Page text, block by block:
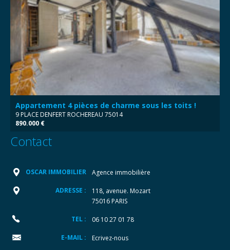
Appartement 4 pièces de charme sous les toits !
9 PLACE DENFERT ROCHEREAU 75014
890.000 €
Contact
OSCAR IMMOBILIER Agence immobilière
ADRESSE :
118, avenue. Mozart
75016 PARIS
TEL : 06 10 27 01 78
E-MAIL : Ecrivez-nous